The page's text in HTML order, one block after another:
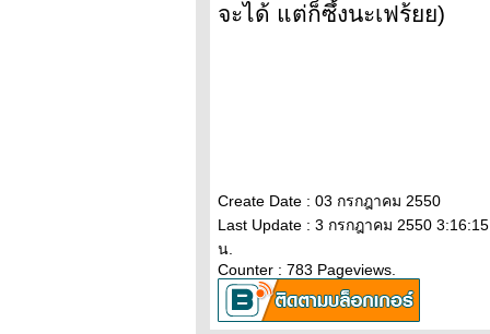
จะได้ แต่ก็ซึ้งนะเฟร้ยย)
Create Date : 03 กรกฎาคม 2550
Last Update : 3 กรกฎาคม 2550 3:16:15
น.
Counter : 783 Pageviews.